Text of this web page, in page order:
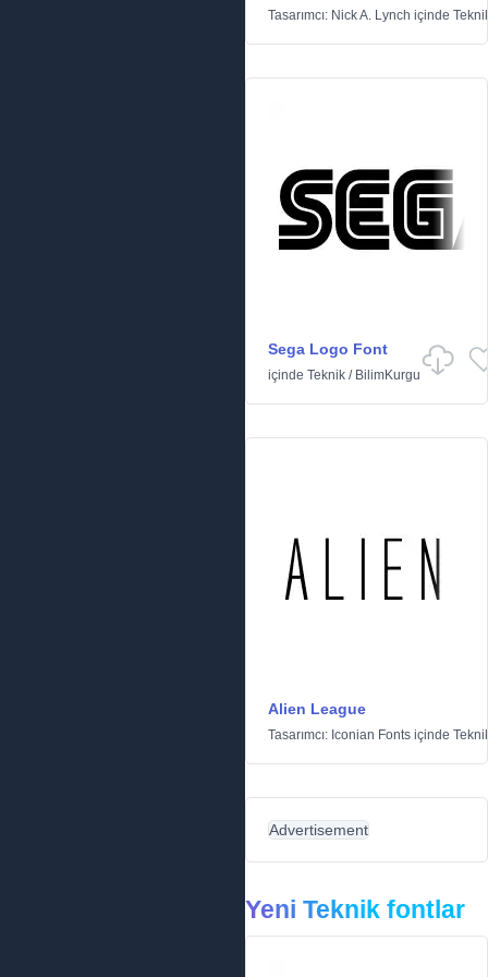
Tasarımcı: Nick A. Lynch içinde
Sega Logo Font
içinde Teknik / BilimKurgu
Alien League
Tasarımcı: Iconian Fonts içinde
Advertisement
Yeni Teknik fontlar